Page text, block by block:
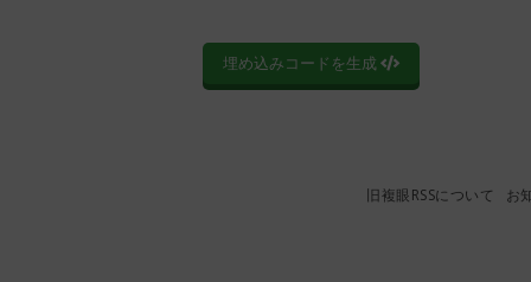
埋め込みコードを生成
旧複眼RSSについて お